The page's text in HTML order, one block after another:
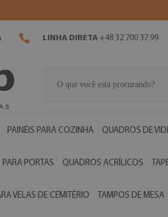
LINHA DIRETA +48 32 700 37 99
PAINÉIS PARA COZINHA QUADROS DE
PORTAS QUADROS ACRÍLICOS
VELAS DE CEMITÉRIO TAMPOS DE MESA